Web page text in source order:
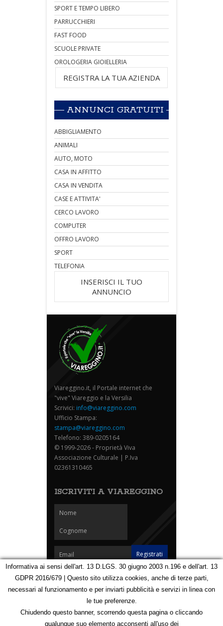
SPORT E TEMPO LIBERO
PARRUCCHIERI
FAST FOOD
SCUOLE PRIVATE
OROLOGERIA GIOIELLERIA
REGISTRA LA TUA AZIENDA
ANNUNCI GRATUITI
ABBIGLIAMENTO
ANIMALI
AUTO, MOTO
CASA IN AFFITTO
CASA IN VENDITA
CASE E ATTIVITA'
CERCO LAVORO
COMPUTER
OFFRO LAVORO
SPORT
TELEFONIA
INSERISCI IL TUO
ANNUNCIO
Viareggino.it, il Portale internet che
"vive" Viareggio e la Versilia
Scrivici: info@viareggino.com
Ufficio Stampa:
stampa@viareggino.com
Telefono: 389-0205164
© 1999-2026 - Proprietà Viva
Associazione Culturale | P.Iva
02361310465
ISCRIVITI A VIAREGGINO
Homepage Notizie Speciali Eventi Foto Carnevale
Partners
Contatti
Mappa
Informativa ai sensi dell'art. 13 D.LGS. 30 giugno 2003 n.196 e dell'art. 13
GDPR 2016/679 | Questo sito utilizza cookies, anche di terze parti,
necessari al funzionamento e per inviarti pubblicità e servizi in linea con
le tue preferenze.
Chiudendo questo banner, scorrendo questa pagina o cliccando
qualunque suo elemento acconsenti all'uso dei